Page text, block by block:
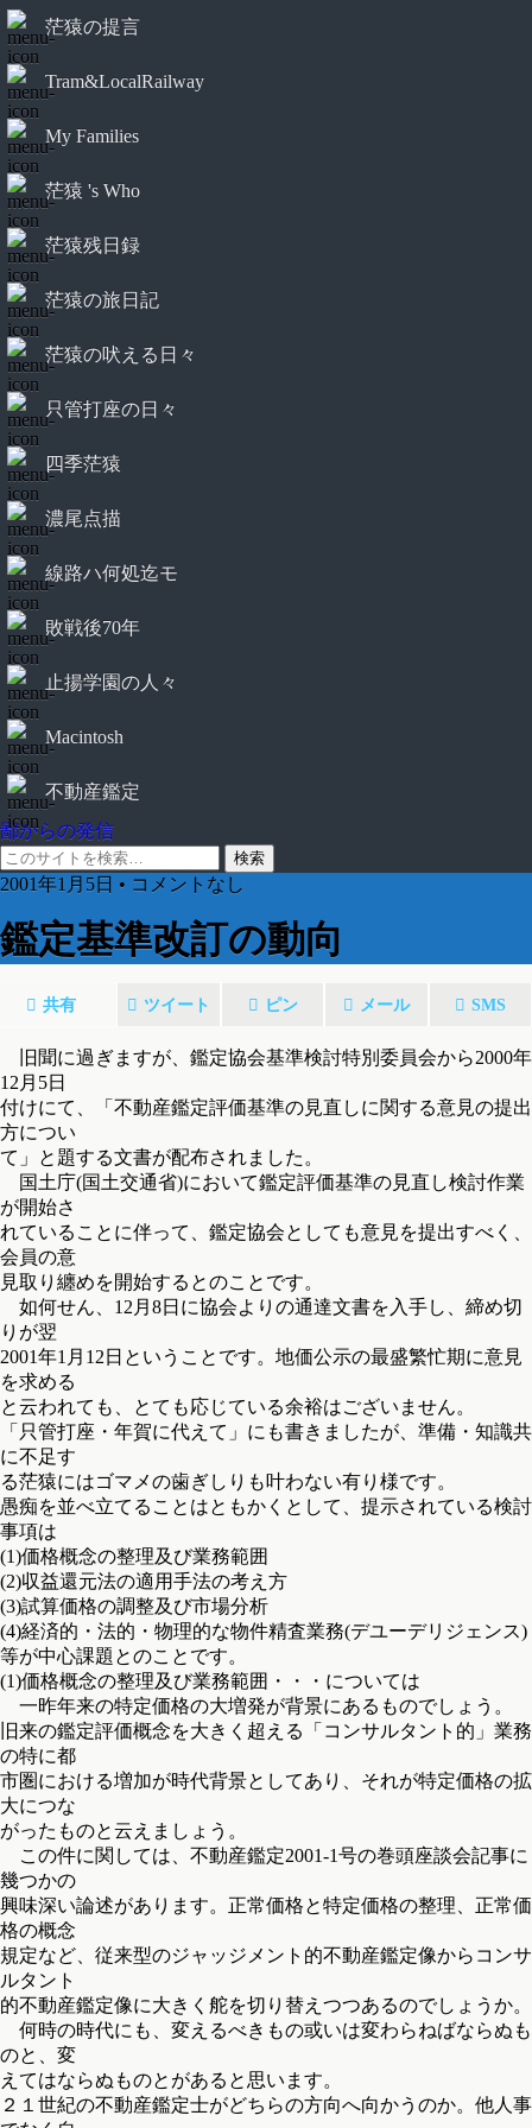
茫猿の提言
Tram&LocalRailway
My Families
茫猿 's Who
茫猿残日録
茫猿の旅日記
茫猿の吠える日々
只管打座の日々
四季茫猿
濃尾点描
線路ハ何処迄モ
敗戦後70年
止揚学園の人々
Macintosh
不動産鑑定
鄙からの発信
2001年1月5日 • コメントなし
鑑定基準改訂の動向
共有 ツイート ピン メール SMS
旧聞に過ぎますが、鑑定協会基準検討特別委員会から2000年
12月5日
付けにて、「不動産鑑定評価基準の見直しに関する意見の提出
方につい
て」と題する文書が配布されました。
国土庁(国土交通省)において鑑定評価基準の見直し検討作業
が開始さ
れていることに伴って、鑑定協会としても意見を提出すべく、
会員の意
見取り纏めを開始するとのことです。
如何せん、12月8日に協会よりの通達文書を入手し、締め切
りが翌
2001年1月12日ということです。地価公示の最盛繁忙期に意見
を求める
と云われても、とても応じている余裕はございません。
「只管打座・年賀に代えて」にも書きましたが、準備・知識共
に不足す
る茫猿にはゴマメの歯ぎしりも叶わない有り様です。
愚痴を並べ立てることはともかくとして、提示されている検討
事項は
(1)価格概念の整理及び業務範囲
(2)収益還元法の適用手法の考え方
(3)試算価格の調整及び市場分析
(4)経済的・法的・物理的な物件精査業務(デユーデリジェンス)
等が中心課題とのことです。
(1)価格概念の整理及び業務範囲・・・については
一昨年来の特定価格の大増発が背景にあるものでしょう。
旧来の鑑定評価概念を大きく超える「コンサルタント的」業務
の特に都
市圏における増加が時代背景としてあり、それが特定価格の拡
大につな
がったものと云えましょう。
この件に関しては、不動産鑑定2001-1号の巻頭座談会記事に
幾つかの
興味深い論述があります。正常価格と特定価格の整理、正常価
格の概念
規定など、従来型のジャッジメント的不動産鑑定像からコンサ
ルタント
的不動産鑑定像に大きく舵を切り替えつつあるのでしょうか。
何時の時代にも、変えるべきもの或いは変わらねばならぬも
のと、変
えてはならぬものとがあると思います。
２１世紀の不動産鑑定士がどちらの方向へ向かうのか。他人事